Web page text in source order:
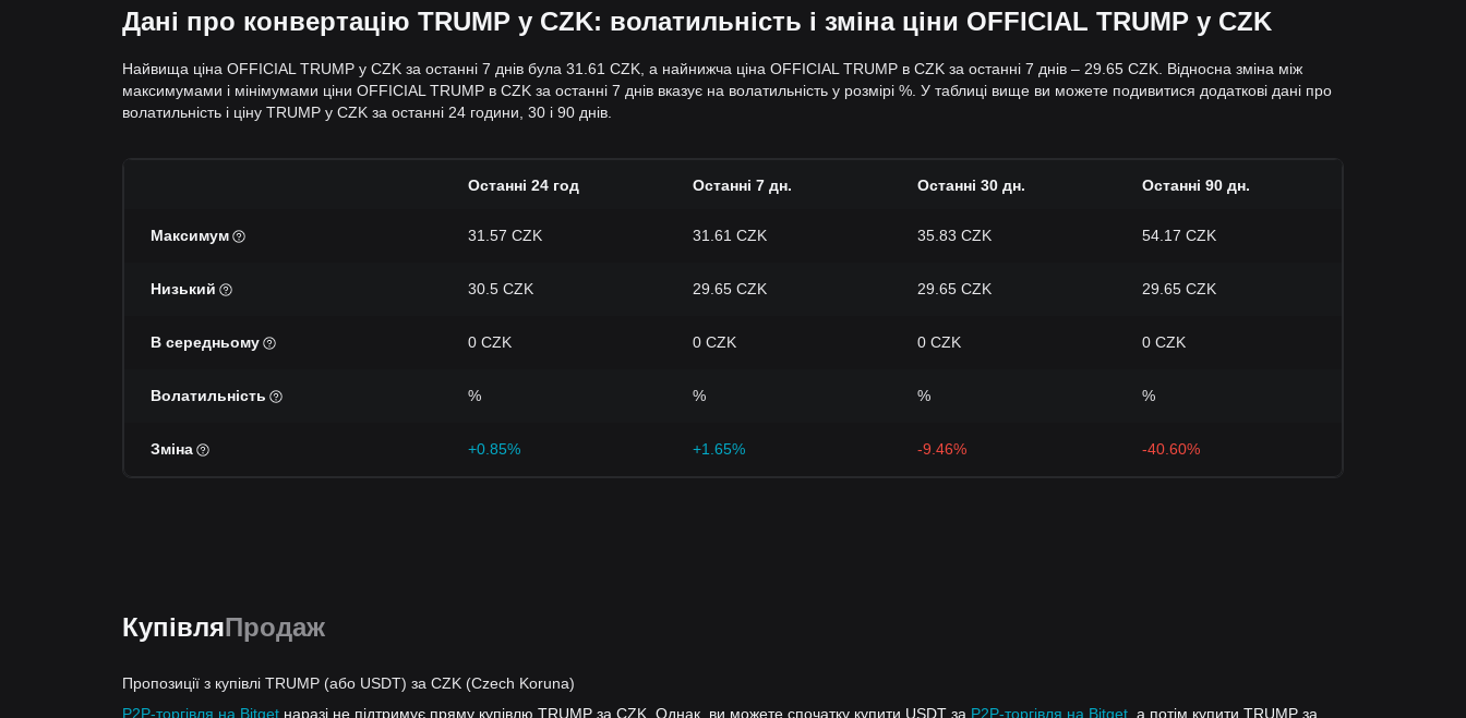
Дані про конвертацію TRUMP у CZK: волатильність і зміна ціни OFFICIAL TRUMP у CZK
Найвища ціна OFFICIAL TRUMP у CZK за останні 7 днів була 31.61 CZK, а найнижча ціна OFFICIAL TRUMP в CZK за останні 7 днів – 29.65 CZK. Відносна зміна між
максимумами і мінімумами ціни OFFICIAL TRUMP в CZK за останні 7 днів вказує на волатильність у розмірі %. У таблиці вище ви можете подивитися додаткові дані про
волатильність і ціну TRUMP у CZK за останні 24 години, 30 і 90 днів.
Останні 24 год Останні 7 дн. Останні 30 дн. Останні 90 дн.
Максимум 31.57 CZK 31.61 CZK 35.83 CZK 54.17 CZK
Низький 30.5 CZK 29.65 CZK 29.65 CZK 29.65 CZK
В середньому 0 CZK 0 CZK 0 CZK 0 CZK
Волатильність % % % %
Зміна +0.85% +1.65% -9.46% -40.60%
КупівляПродаж
Пропозиції з купівлі TRUMP (або USDT) за CZK (Czech Koruna)
P2P-торгівля на Bitget наразі не підтримує пряму купівлю TRUMP за CZK. Однак, ви можете спочатку купити USDT за P2P-торгівля на Bitget , а потім купити TRUMP за